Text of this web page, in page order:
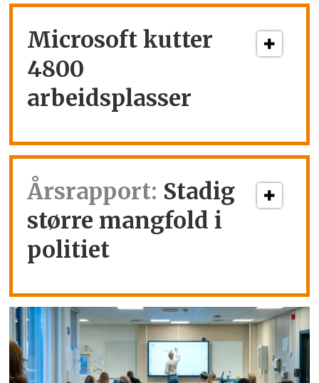
Microsoft kutter
4800
arbeidsplasser
Årsrapport: Stadig
større mangfold i
politiet